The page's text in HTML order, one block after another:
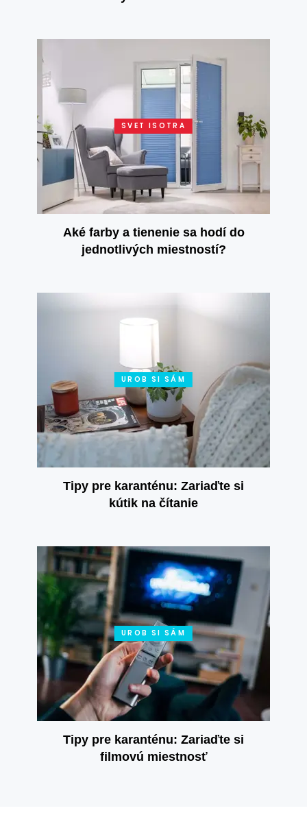
SVET ISOTRA
Aké farby a tienenie sa hodí do
jednotlivých miestností?
UROB SI SÁM
Tipy pre karanténu: Zariaďte si
kútik na čítanie
UROB SI SÁM
Tipy pre karanténu: Zariaďte si
filmovú miestnosť